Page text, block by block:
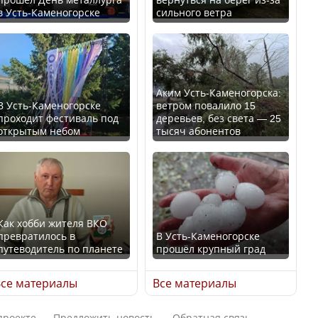
ли представлены
регионов в
төменгі жалақы,
экология: жеті
сайлаушылармен
талқылап жатыр?
зарплата,
экология — о
говорят с
партий
В России введены
дополнительные
ограничения для
казахстанских прав
Трамп официально
вступил в должность
президента США
Луну признали объектом
культурного наследия,
находящегося под
угрозой исчезновения
Усть-Каменогорске
Усть-Каменогорске
фестиваль под
небом
хобби жителя ВКО
в
по планете
материалы
сильного ветра
Аким Усть-Каменогорска:
ветром повалило 15
деревьев, без света — 25
тысяч абонентов
В Усть-Каменогорске
прошёл крупный град
Все материалы